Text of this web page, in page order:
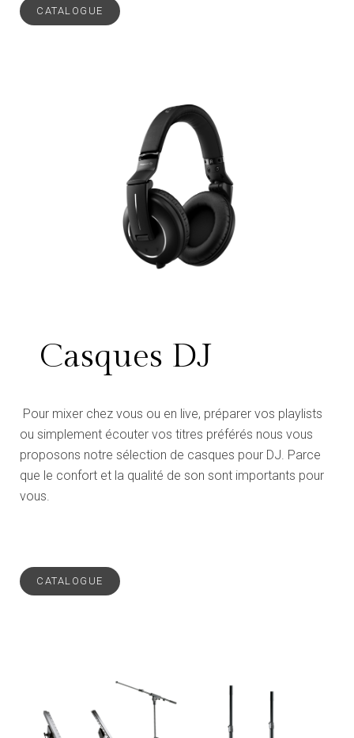
CATALOGUE
Casques DJ
Pour mixer chez vous ou en live, préparer vos playlists
ou simplement écouter vos titres préférés nous vous
proposons notre sélection de casques pour DJ. Parce
que le confort et la qualité de son sont importants pour
vous.
CATALOGUE